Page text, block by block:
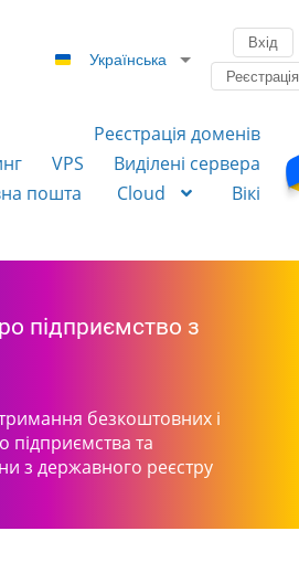
Українська
Вхід
Реєстрація
Реєстрація доменів
VPS
Виділені сервера
пошта
Cloud
Вікі
підприємство з
безкоштовних і
підприємства та
з державного реєстру